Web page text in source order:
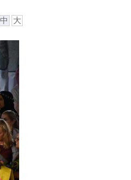
中 大